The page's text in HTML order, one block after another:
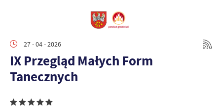
27 - 04 - 2026
IX Przegląd Małych Form
Tanecznych